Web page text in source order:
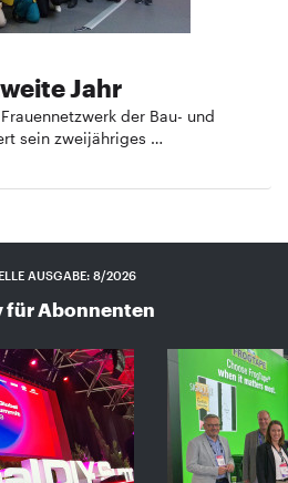
Jahr
der Bau- und
sein zweijähriges …
AUSGABE: 8/2026
für Abonnenten